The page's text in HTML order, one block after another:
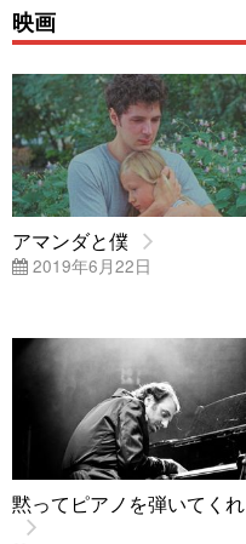
映画
アマンダと僕
2019年6月22日
黙ってピアノを弾いてくれ